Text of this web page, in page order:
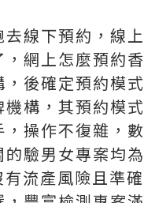
線下預約，線
網上怎麼預約
後確定預約模
構，其預約模
操作不復雜，
驗男女專案均
流產風險且準確